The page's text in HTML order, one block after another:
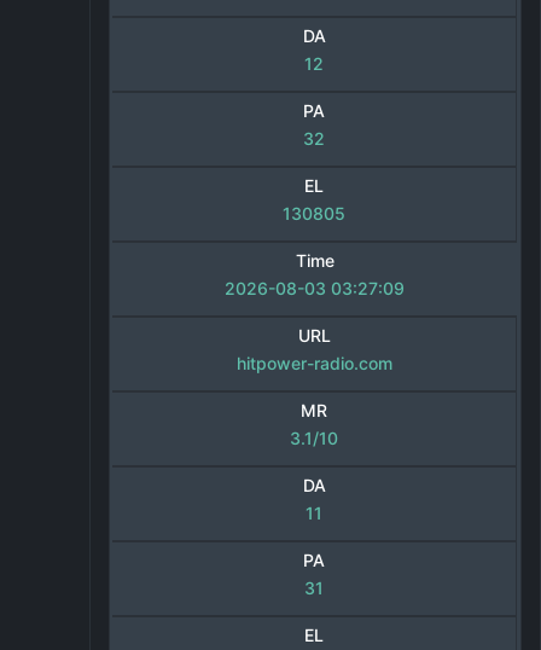
DA
12
PA
32
EL
130805
Time
2026-08-03 03:27:09
URL
hitpower-radio.com
MR
3.1/10
DA
11
PA
31
EL